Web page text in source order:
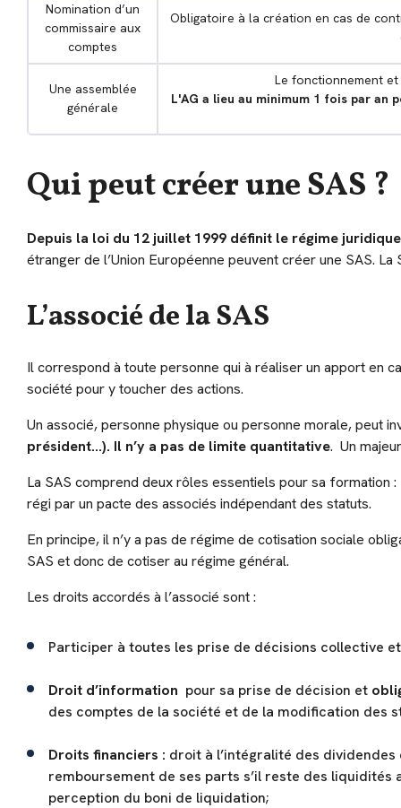
Nomination d’un
commissaire aux
comptes
Obligatoire à la création en cas de
Une assemblée
générale
Le fonctionnement
L'AG a lieu au minimum 1 fois par an
Qui peut créer une SAS ?
Depuis la loi du 12 juillet 1999 définit le régime
étranger de l’Union Européenne peuvent créer une SAS.
L’associé de la SAS
Il correspond à toute personne qui à réaliser un apport en
société pour y toucher des actions.
Un associé, personne physique ou personne morale, peut
président…). Il n’y a pas de limite quantitative. Un
La SAS comprend deux rôles essentiels pour sa formation :
régi par un pacte des associés indépendant des statuts.
En principe, il n’y a pas de régime de cotisation sociale
SAS et donc de cotiser au régime général.
Les droits accordés à l’associé sont :
Participer à toutes les prise de décisions collective
Droit d’information pour sa prise de décision et
des comptes de la société et de la modification des
Droits financiers : droit à l’intégralité des
remboursement de ses parts s’il reste des liquidités
perception du boni de liquidation;